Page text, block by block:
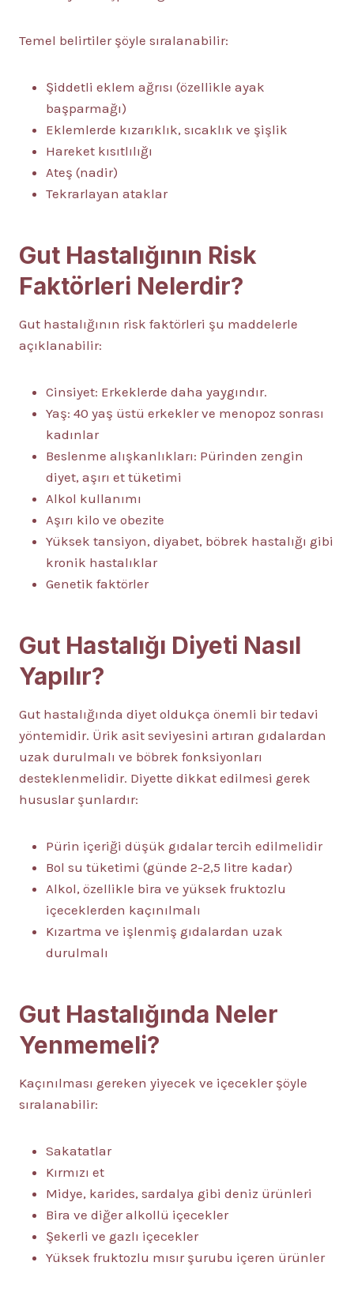
Temel belirtiler şöyle sıralanabilir:
Şiddetli eklem ağrısı (özellikle ayak
başparmağı)
Eklemlerde kızarıklık, sıcaklık ve şişlik
Hareket kısıtlılığı
Ateş (nadir)
Tekrarlayan ataklar
Gut Hastalığının Risk
Faktörleri Nelerdir?
Gut hastalığının risk faktörleri şu maddelerle
açıklanabilir:
Cinsiyet: Erkeklerde daha yaygındır.
Yaş: 40 yaş üstü erkekler ve menopoz sonrası
kadınlar
Beslenme alışkanlıkları: Pürinden zengin
diyet, aşırı et tüketimi
Alkol kullanımı
Aşırı kilo ve obezite
Yüksek tansiyon, diyabet, böbrek hastalığı gibi
kronik hastalıklar
Genetik faktörler
Gut Hastalığı Diyeti Nasıl
Yapılır?
Gut hastalığında diyet oldukça önemli bir tedavi
yöntemidir. Ürik asit seviyesini artıran gıdalardan
uzak durulmalı ve böbrek fonksiyonları
desteklenmelidir. Diyette dikkat edilmesi gerek
hususlar şunlardır:
Pürin içeriği düşük gıdalar tercih edilmelidir
Bol su tüketimi (günde 2-2,5 litre kadar)
Alkol, özellikle bira ve yüksek fruktozlu
içeceklerden kaçınılmalı
Kızartma ve işlenmiş gıdalardan uzak
durulmalı
Gut Hastalığında Neler
Yenmemeli?
Kaçınılması gereken yiyecek ve içecekler şöyle
sıralanabilir:
Sakatatlar
Kırmızı et
Midye, karides, sardalya gibi deniz ürünleri
Bira ve diğer alkollü içecekler
Şekerli ve gazlı içecekler
Yüksek fruktozlu mısır şurubu içeren ürünler